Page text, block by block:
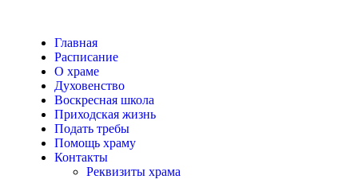
Главная
Расписание
О храме
Духовенство
Воскресная школа
Приходская жизнь
Подать требы
Помощь храму
Контакты
Реквизиты храма